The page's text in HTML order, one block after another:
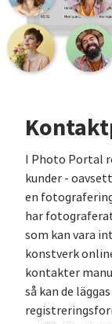
I Photo Portal
kunder -
en
har
som kan vara
konstverk
kontakter
så kan de